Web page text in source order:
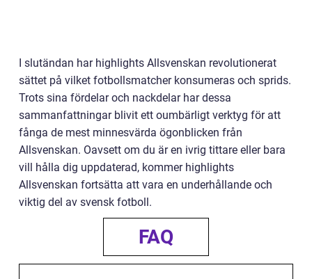
I slutändan har highlights Allsvenskan revolutionerat
sättet på vilket fotbollsmatcher konsumeras och sprids.
Trots sina fördelar och nackdelar har dessa
sammanfattningar blivit ett oumbärligt verktyg för att
fånga de mest minnesvärda ögonblicken från
Allsvenskan. Oavsett om du är en ivrig tittare eller bara
vill hålla dig uppdaterad, kommer highlights
Allsvenskan fortsätta att vara en underhållande och
viktig del av svensk fotboll.
FAQ